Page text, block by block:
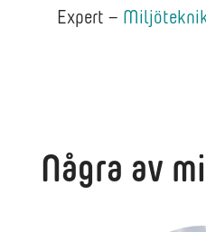
Expert –
Några av